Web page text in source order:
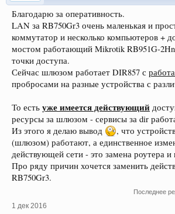
Благодарю за оперативность.
LAN за RB750Gr3 очень маленькая и
коммутатор и несколько компьютеров +
мостом работающий Mikrotik RB951G-
точки доступа.
Сейчас шлюзом работает DIR857 с
пробросами на разные устройства с
То есть уже имеется действующий
ресурсы за шлюзом - сервисы за dir
Из этого я делаю вывод
, что
(шлюзом) работают, а единственное
действующей сети - это замена роутера
Про ряду причин хочется заменить
RB750Gr3.
Последнее
1 дек 2016